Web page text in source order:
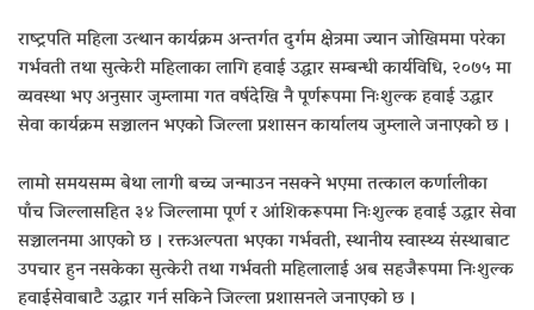
राष्ट्रपति महिला उत्थान कार्यक्रम अन्तर्गत दुर्गम क्षेत्रमा ज्यान जोखिममा परेका
गर्भवती तथा सुत्केरी महिलाका लागि हवाई उद्धार सम्बन्धी कार्यविधि, २०७५ मा
व्यवस्था भए अनुसार जुम्लामा गत वर्षदेखि नै पूर्णरूपमा निःशुल्क हवाई उद्धार
सेवा कार्यक्रम सञ्चालन भएको जिल्ला प्रशासन कार्यालय जुम्लाले जनाएको छ ।
लामो समयसम्म बेथा लागी बच्च जन्माउन नसक्ने भएमा तत्काल कर्णालीका
पाँच जिल्लासहित ३४ जिल्लामा पूर्ण र आंशिकरूपमा निःशुल्क हवाई उद्धार सेवा
सञ्चालनमा आएको छ । रक्तअल्पता भएका गर्भवती, स्थानीय स्वास्थ्य संस्थाबाट
उपचार हुन नसकेका सुत्केरी तथा गर्भवती महिलालाई अब सहजैरूपमा निःशुल्क
हवाईसेवाबाटै उद्धार गर्न सकिने जिल्ला प्रशासनले जनाएको छ ।